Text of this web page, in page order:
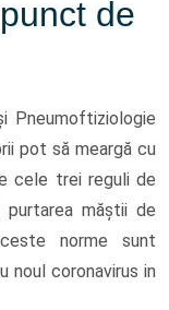
de
Pneumoftiziologie
pot să meargă cu
cele trei reguli de
purtarea măștii de
norme sunt
coronavirus in